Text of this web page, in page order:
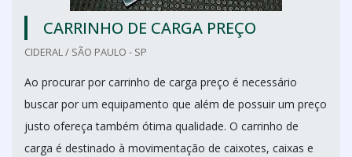
CARRINHO DE CARGA PREÇO
CIDERAL / SÃO PAULO - SP
Ao procurar por carrinho de carga preço é necessário
buscar por um equipamento que além de possuir um preço
justo ofereça também ótima qualidade. O carrinho de
carga é destinado à movimentação de caixotes, caixas e